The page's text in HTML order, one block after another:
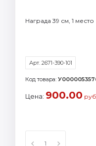
Награда 39 см, 1 место
Арт. 2671-390-101
Код товара:
Цена: 900.00